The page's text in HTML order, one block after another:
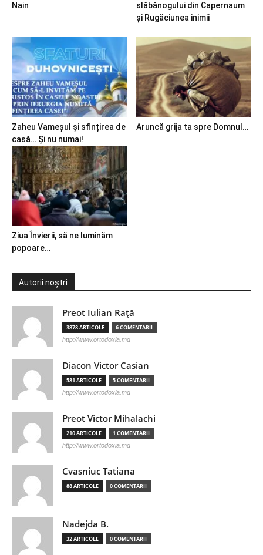
Nain
slăbănogului din Capernaum
și Rugăciunea inimii
Zaheu Vameșul și sfințirea de
casă… Și nu numai!
Aruncă grija ta spre Domnul…
Ziua Învierii, să ne luminăm
popoare…
Autorii noștri
Preot Iulian Raţă
3878 ARTICOLE 6 COMENTARII
http://www.ortodoxia.md
Diacon Victor Casian
581 ARTICOLE 5 COMENTARII
http://www.ortodoxia.md
Preot Victor Mihalachi
210 ARTICOLE 1 COMENTARII
http://www.ortodoxia.md
Cvasniuc Tatiana
88 ARTICOLE 0 COMENTARII
Nadejda B.
32 ARTICOLE 0 COMENTARII